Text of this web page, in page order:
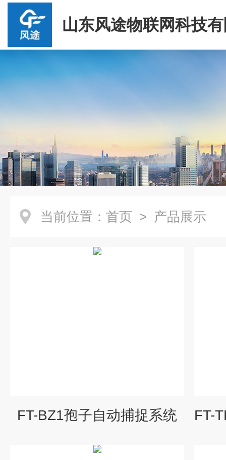
山东风途物联网科技
当前位置： 首页 > 产品展示
FT-BZ1孢子自动捕捉系统